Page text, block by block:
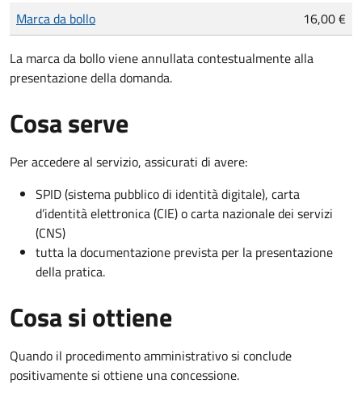
Tipo di pagamento
Importo
Marca da bollo 16,00 €
La marca da bollo viene annullata contestualmente alla
presentazione della domanda.
Cosa serve
Per accedere al servizio, assicurati di avere:
SPID (sistema pubblico di identità digitale), carta
d’identità elettronica (CIE) o carta nazionale dei servizi
(CNS)
tutta la documentazione prevista per la presentazione
della pratica.
Cosa si ottiene
Quando il procedimento amministrativo si conclude
positivamente si ottiene una concessione.